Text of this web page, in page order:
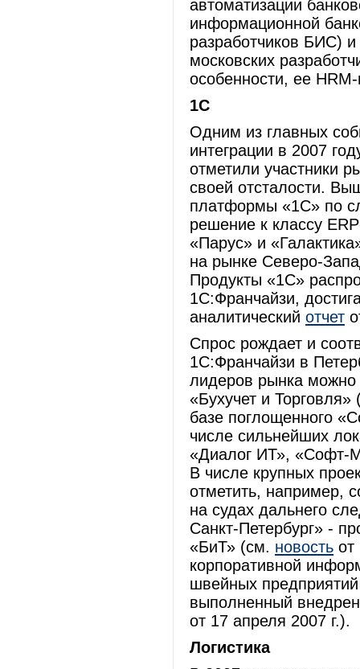
автоматизации
информационной
разработчиков БИС)
московских
особенности, ее
1С
Одним из главных
интеграции в 2007
отметили участники
своей отсталости.
платформы «1С» по
решение к классу
«Парус» и
на рынке Северо-
Продукты «1С»
1С:Франчайзи,
аналитический отчет
Спрос рождает и
1С:Франчайзи в
лидеров рынка можно
«Бухучет и
базе поглощенного
числе сильнейших
«Диалог ИТ», «Софт-
В числе крупных
отметить, например,
на судах дальнего
Санкт-Петербург» -
«БиТ» (см. новость от
корпоративной
швейных
выполненный
от 17 апреля 2007 г.).
Логистика